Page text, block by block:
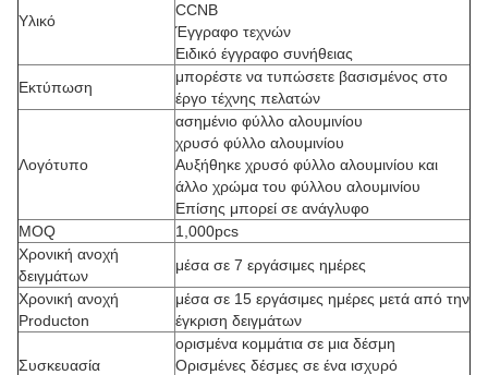
Υλικό
CCNB
Έγγραφο τεχνών
Ειδικό έγγραφο συνήθειας
Εκτύπωση
μπορέστε να τυπώσετε βασισμένος στο
έργο τέχνης πελατών
Λογότυπο
ασημένιο φύλλο αλουμινίου
χρυσό φύλλο αλουμινίου
Αυξήθηκε χρυσό φύλλο αλουμινίου και
άλλο χρώμα του φύλλου αλουμινίου
Επίσης μπορεί σε ανάγλυφο
MOQ
1,000pcs
Χρονική ανοχή
δειγμάτων
μέσα σε 7 εργάσιμες ημέρες
Χρονική ανοχή
Producton
μέσα σε 15 εργάσιμες ημέρες μετά από την
έγκριση δειγμάτων
Συσκευασία
ορισμένα κομμάτια σε μια δέσμη
Ορισμένες δέσμες σε ένα ισχυρό